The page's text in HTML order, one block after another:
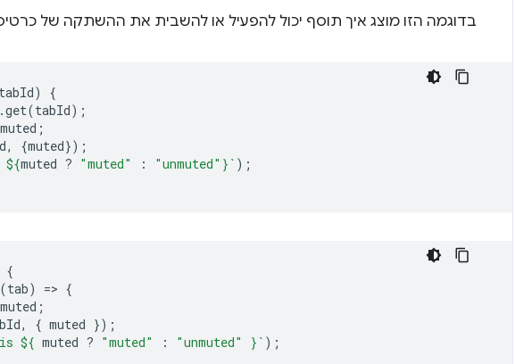
בדוגמה הזו מוצג איך תוסף יכול להפעיל או להשבית את ההשתקה של
tabId)
{
.get(tabId);
muted ;
, {muted});
${muted ? "muted" : "unmuted" } ` );
{
(tab) => {
muted ;
, { muted });
is ${ muted ? "muted" : "unmuted" } ` );